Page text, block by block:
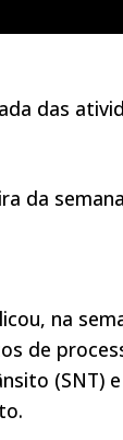
das
da
na
de
(SNT)